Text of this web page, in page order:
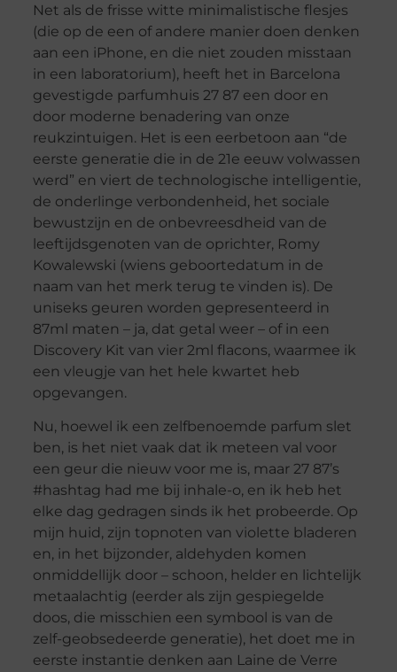
Net als de frisse witte minimalistische flesjes
(die op de een of andere manier doen denken
aan een iPhone, en die niet zouden misstaan
in een laboratorium), heeft het in Barcelona
gevestigde parfumhuis 27 87 een door en
door moderne benadering van onze
reukzintuigen. Het is een eerbetoon aan “de
eerste generatie die in de 21e eeuw volwassen
werd” en viert de technologische intelligentie,
de onderlinge verbondenheid, het sociale
bewustzijn en de onbevreesdheid van de
leeftijdsgenoten van de oprichter, Romy
Kowalewski (wiens geboortedatum in de
naam van het merk terug te vinden is). De
uniseks geuren worden gepresenteerd in
87ml maten – ja, dat getal weer – of in een
Discovery Kit van vier 2ml flacons, waarmee ik
een vleugje van het hele kwartet heb
opgevangen.
Nu, hoewel ik een zelfbenoemde parfum slet
ben, is het niet vaak dat ik meteen val voor
een geur die nieuw voor me is, maar 27 87’s
#hashtag had me bij inhale-o, en ik heb het
elke dag gedragen sinds ik het probeerde. Op
mijn huid, zijn topnoten van violette bladeren
en, in het bijzonder, aldehyden komen
onmiddellijk door – schoon, helder en lichtelijk
metaalachtig (eerder als zijn gespiegelde
doos, die misschien een symbool is van de
zelf-geobsedeerde generatie), het doet me in
eerste instantie denken aan Laine de Verre